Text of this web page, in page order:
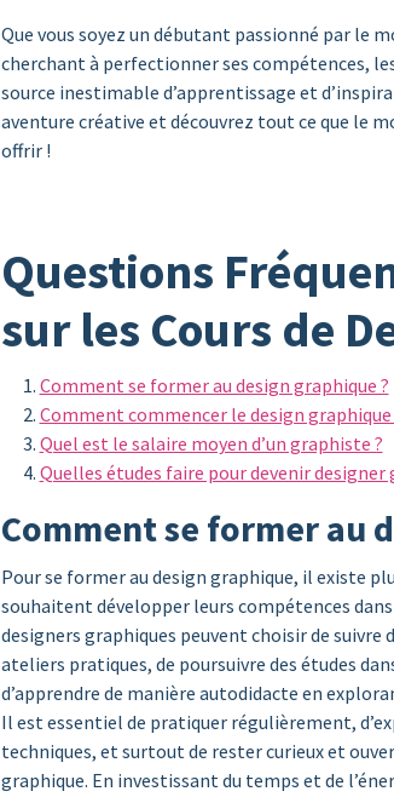
Que vous soyez un débutant passionné par le
cherchant à perfectionner ses compétences,
source inestimable d’apprentissage et
aventure créative et découvrez tout ce que le
offrir !
Questions
sur les Cours de
Comment se former au design graphique ?
Comment commencer le design graphique
Quel est le salaire moyen d’un graphiste ?
Quelles études faire pour devenir designer
Comment se former au
Pour se former au design graphique, il existe
souhaitent développer leurs compétences
designers graphiques peuvent choisir de suivre
ateliers pratiques, de poursuivre des études
d’apprendre de manière autodidacte en
Il est essentiel de pratiquer régulièrement,
techniques, et surtout de rester curieux et
graphique. En investissant du temps et de